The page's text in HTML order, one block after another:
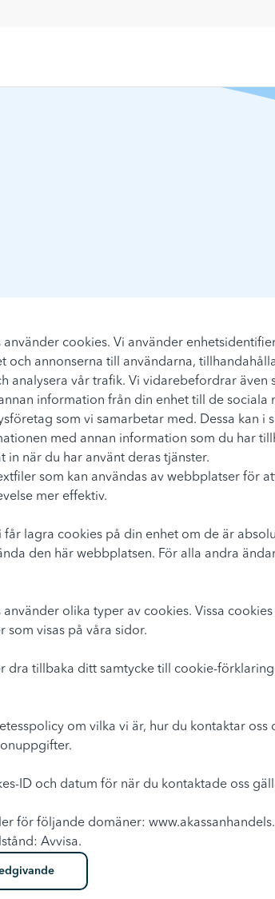
använder cookies. Vi använder
och annonserna till användarna,
analysera vår trafik. Vi vidarebefordrar även
information från din enhet till de sociala
som vi samarbetar med. Dessa kan i
med annan information som du har
in när du har använt deras tjänster.
som kan användas av webbplatser för
mer effektiv.
får lagra cookies på din enhet om de är
den här webbplatsen. För alla andra
olika typer av cookies. Vissa
som visas på våra sidor.
dra tillbaka ditt samtycke till cookie-
om vilka vi är, hur du kontaktar oss
ID och datum för när du kontaktade oss
för följande domäner:
Avvisa.